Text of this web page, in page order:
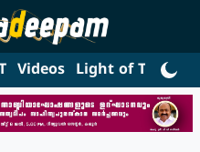
Videos Light of Truth